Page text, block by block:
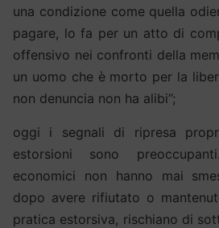
una condizione come quella
pagare, lo fa per un atto di
offensivo nei confronti della
un uomo che è morto per la
non denuncia non ha alibi”;
oggi i segnali di ripresa
estorsioni sono
economici non hanno mai
dopo avere rifiutato o
pratica estorsiva, rischiano di